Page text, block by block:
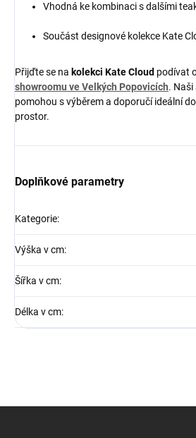
Vhodná ke kombinaci s dalšími
Součást designové kolekce Kate
Přijďte se na kolekci Kate Cloud podívat
showroomu ve Velkých Popovicích.
pomohou s výběrem a doporučí ideální
prostor.
Doplňkové parametry
Kategorie:
Výška v cm:
Šířka v cm:
Délka v cm: